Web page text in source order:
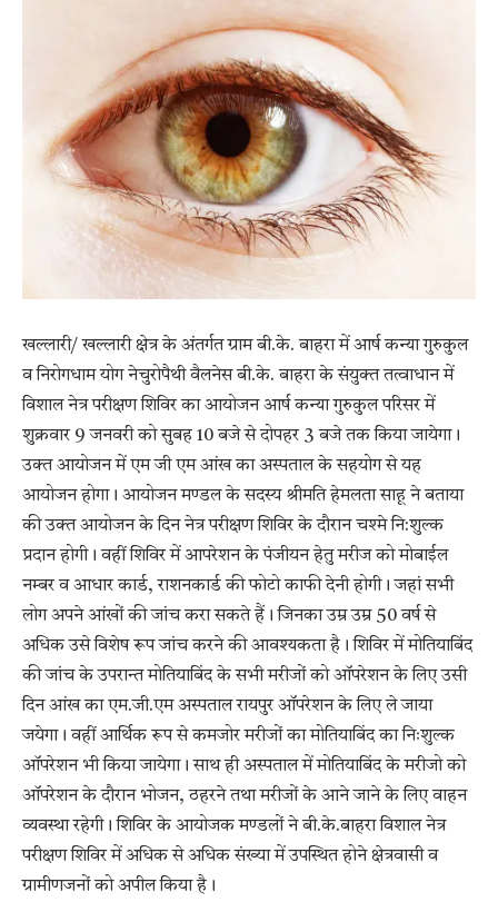
खल्लारी/ खल्लारी क्षेत्र के अंतर्गत ग्राम बी.के. बाहरा में आर्ष कन्या गुरुकुल
व निरोगधाम योग नेचुरोपैथी वैलनेस बी.के. बाहरा के संयुक्त तत्वाधान में
विशाल नेत्र परीक्षण शिविर का आयोजन आर्ष कन्या गुरुकुल परिसर में
शुक्रवार 9 जनवरी को सुबह 10 बजे से दोपहर 3 बजे तक किया जायेगा।
उक्त आयोजन में एम जी एम आंख का अस्पताल के सहयोग से यह
आयोजन होगा। आयोजन मण्डल के सदस्य श्रीमति हेमलता साहू ने बताया
की उक्त आयोजन के दिन नेत्र परीक्षण शिविर के दौरान चश्मे नि:शुल्क
प्रदान होगी। वहीं शिविर में आपरेशन के पंजीयन हेतु मरीज को मोबाईल
नम्बर व आधार कार्ड, राशनकार्ड की फोटो काफी देनी होगी। जहां सभी
लोग अपने आंखों की जांच करा सकते हैं। जिनका उम्र उम्र 50 वर्ष से
अधिक उसे विशेष रूप जांच करने की आवश्यकता है। शिविर में मोतियाबिंद
की जांच के उपरान्त मोतियाबिंद के सभी मरीजों को ऑपरेशन के लिए उसी
दिन आंख का एम.जी.एम अस्पताल रायपुर ऑपरेशन के लिए ले जाया
जयेगा। वहीं आर्थिक रूप से कमजोर मरीजों का मोतियाबिंद का निःशुल्क
ऑपरेशन भी किया जायेगा। साथ ही अस्पताल में मोतियाबिंद के मरीजो को
ऑपरेशन के दौरान भोजन, ठहरने तथा मरीजों के आने जाने के लिए वाहन
व्यवस्था रहेगी। शिविर के आयोजक मण्डलों ने बी.के.बाहरा विशाल नेत्र
परीक्षण शिविर में अधिक से अधिक संख्या में उपस्थित होने क्षेत्रवासी व
ग्रामीणजनों को अपील किया है।